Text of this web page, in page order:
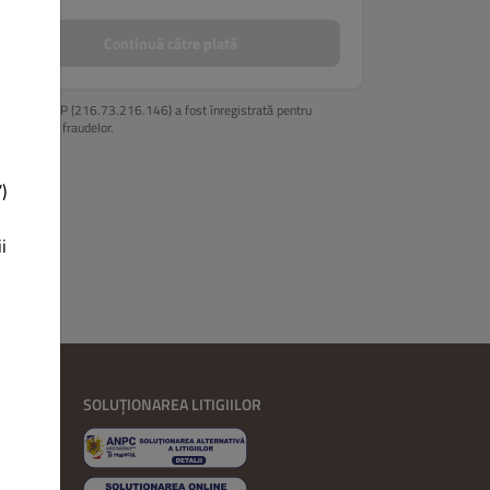
Adresa ta IP (216.73.216.146) a fost înregistrată pentru
prevenirea fraudelor.
SOLUȚIONAREA LITIGIILOR